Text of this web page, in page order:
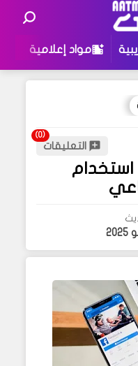
مواد إعلامية
التعليقات